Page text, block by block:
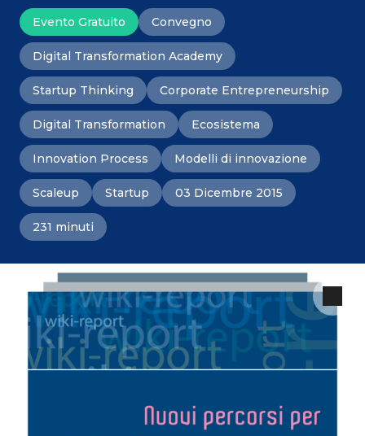
Evento Gratuito Convegno
Digital Transformation Academy
Startup Thinking Corporate Entrepreneurship
Digital Transformation Ecosistema
Innovation Process Modelli di innovazione
Scaleup Startup 03 Dicembre 2015
231 minuti